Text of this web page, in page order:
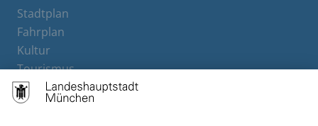
Stadtplan
Fahrplan
Kultur
Tourismus
M-Strom
Bürgerservice